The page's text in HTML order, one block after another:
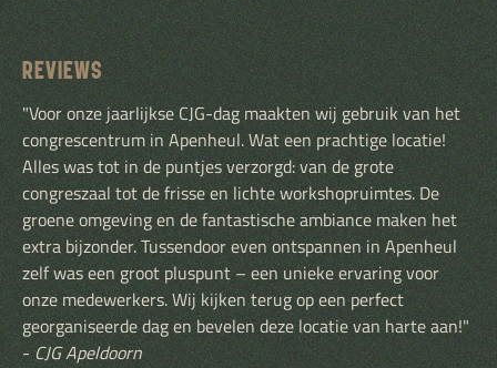
REVIEWS
"Voor onze jaarlijkse CJG-dag maakten wij gebruik van het
congrescentrum in Apenheul. Wat een prachtige locatie!
Alles was tot in de puntjes verzorgd: van de grote
congreszaal tot de frisse en lichte workshopruimtes. De
groene omgeving en de fantastische ambiance maken het
extra bijzonder. Tussendoor even ontspannen in Apenheul
zelf was een groot pluspunt – een unieke ervaring voor
onze medewerkers. Wij kijken terug op een perfect
georganiseerde dag en bevelen deze locatie van harte aan!"
-CJG Apeldoorn